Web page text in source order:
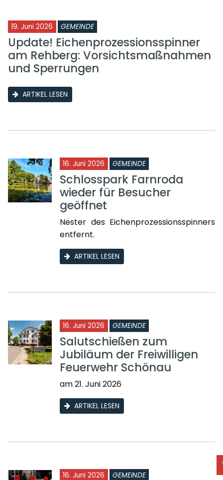
19. Juni 2026 GEMEINDE
Update! Eichenprozessionsspinner
am Rehberg: Vorsichtsmaßnahmen
und Sperrungen
ARTIKEL LESEN
16. Juni 2026 GEMEINDE
Schlosspark Farnroda
wieder für Besucher
geöffnet
Nester des Eichenprozessionsspinners
entfernt.
ARTIKEL LESEN
16. Juni 2026 GEMEINDE
Salutschießen zum
Jubiläum der Freiwilligen
Feuerwehr Schönau
am 21. Juni 2026
ARTIKEL LESEN
16. Juni 2026 GEMEINDE